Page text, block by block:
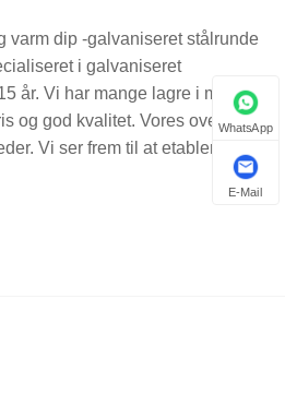
varm dip -galvaniseret stålrunde
i galvaniseret
år. Vi har mange lagre i mange
og god kvalitet. Vores oversøiske
Vi ser frem til at etablere
WhatsApp
E-Mail